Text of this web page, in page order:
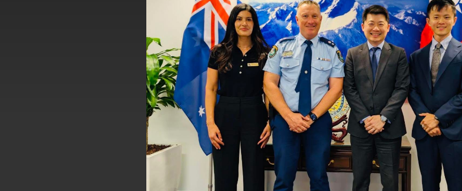
總統主持「台美經濟繁榮夥伴對話」記者會 說明臺美合作三大戰略方向 盼與民主夥伴共同引領 下一個世代的繁榮
外交部長林佳龍接受印尼「時代雜誌」專訪，闡述印太安全局勢，籲深化台印尼半導體供應鏈合作
外交部長林佳龍午宴歡迎美國聯邦參議員蓋耶哥訪問團
外交部長林佳龍接見美國智庫「德國馬歇爾基金會」訪問團一行，深化跨大西洋戰略夥伴關係
臺美經貿談判獲階段性成果 卓揆期勉爭取時間完成「臺美對等貿易協定」簽署
卓揆：臺美關稅談判階段性結果有助臺灣取得有利戰略地位 全力支持「臺美對等貿易協定」簽署
外交部與數位發展部攜手合作，整合台灣雄厚數位實力，達成固邦榮邦目標
外交部長林佳龍主持第35次「參與亞太經濟合作策略小組」跨部會會議
民調顯示多數國人滿意政府外交表現，高度支持「總合外交」與台歐美日關係深化